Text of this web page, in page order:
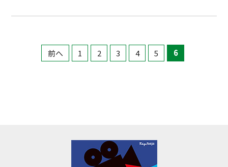
前へ 1 2 3 4 5 6